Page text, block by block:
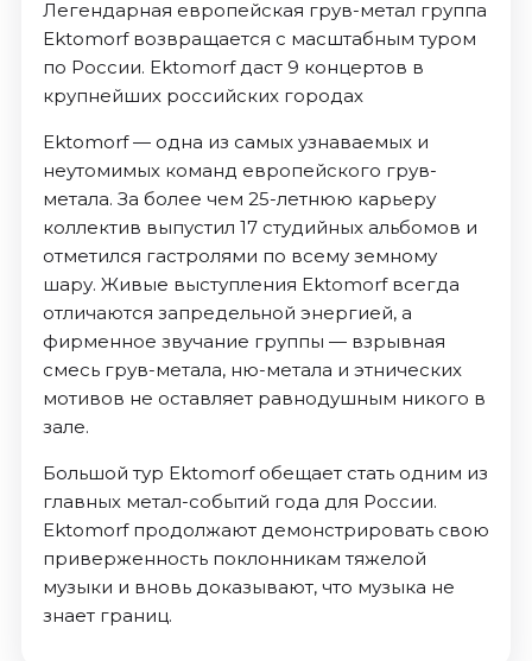
Легендарная европейская грув-метал группа
Ektomorf возвращается с масштабным туром
по России. Ektomorf даст 9 концертов в
крупнейших российских городах
Ektomorf — одна из самых узнаваемых и
неутомимых команд европейского грув-
метала. За более чем 25-летнюю карьеру
коллектив выпустил 17 студийных альбомов и
отметился гастролями по всему земному
шару. Живые выступления Ektomorf всегда
отличаются запредельной энергией, а
фирменное звучание группы — взрывная
смесь грув-метала, ню-метала и этнических
мотивов не оставляет равнодушным никого в
зале.
Большой тур Ektomorf обещает стать одним из
главных метал-событий года для России.
Ektomorf продолжают демонстрировать свою
приверженность поклонникам тяжелой
музыки и вновь доказывают, что музыка не
знает границ.